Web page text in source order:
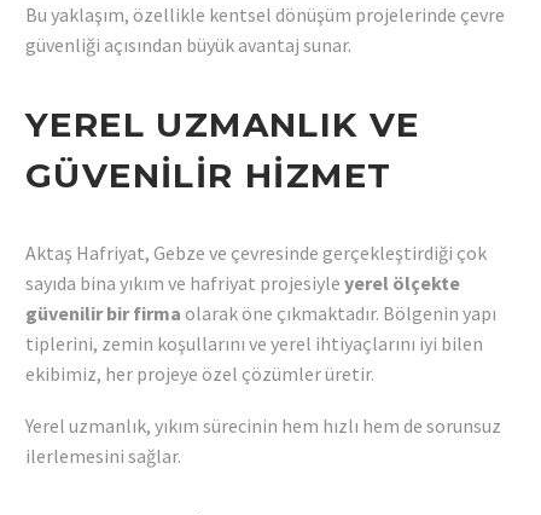
Bu yaklaşım, özellikle kentsel dönüşüm projelerinde çevre
güvenliği açısından büyük avantaj sunar.
YEREL UZMANLIK VE
GÜVENILIR HIZMET
Aktaş Hafriyat, Gebze ve çevresinde gerçekleştirdiği çok
sayıda bina yıkım ve hafriyat projesiyle yerel ölçekte
güvenilir bir firma olarak öne çıkmaktadır. Bölgenin yapı
tiplerini, zemin koşullarını ve yerel ihtiyaçlarını iyi bilen
ekibimiz, her projeye özel çözümler üretir.
Yerel uzmanlık, yıkım sürecinin hem hızlı hem de sorunsuz
ilerlemesini sağlar.